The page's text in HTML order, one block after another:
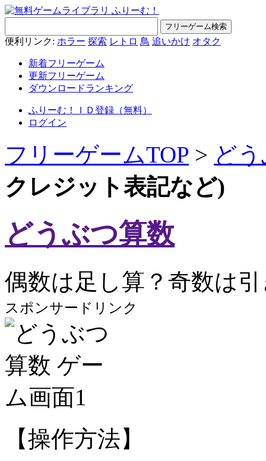
便利リンク: ホラー 探索 レトロ 鳥 追いかけ オタク
新着フリーゲーム
更新フリーゲーム
ダウンロードランキング
ふりーむ！ＩＤ登録（無料）
ログイン
フリーゲームTOP > ど
クレジット表記など)
どうぶつ算数
偶数は足し算？奇数は
スポンサードリンク
【操作方法】